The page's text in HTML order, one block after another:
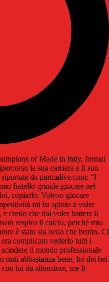
of Made in Italy, format
la sua carriera e il suo
da parmalive.com: “I
fratello grande giocare nel
copiarlo. Volevo giocare
mi ha spinto a voler
credo che dal voler battere il
respiro il calcio, perché mio
è stato sia bello che brutto. Ci
complicato vederlo tutti i
il mondo professionale
stati abbastanza bene, ho dei bei
lui da allenatore, me li